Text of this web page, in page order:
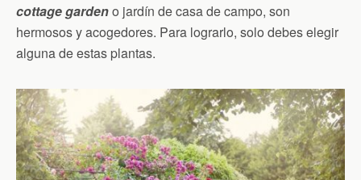
cottage gardeno jardín de casa de campo, son
hermosos y acogedores. Para lograrlo, solo debes elegir
alguna de estas plantas.